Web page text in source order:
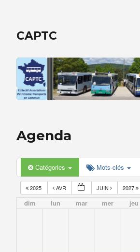
CAPTC
Agenda
Catégories Mots-clés
2025 AVR JUIN 2027
dim lun mar mer jeu